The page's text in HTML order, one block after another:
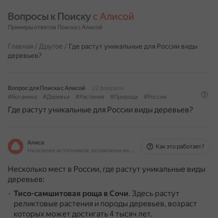
Вопросы к Поиску с Алисой
Примеры ответов Поиска с Алисой
Главная / Другое / Где растут уникальные для России виды
деревьев?
Вопрос для Поиска с Алисой
22 февраля
#Ботаника
#Деревья #Растения #Природа #Россия
Где растут уникальные для России виды деревьев?
Алиса
На основе источников, возможны неточности
Как это работает?
Несколько мест в России, где растут уникальные виды
деревьев:
Тисо-самшитовая роща в Сочи. Здесь растут
реликтовые растения и породы деревьев, возраст
которых может достигать 4 тысяч лет.